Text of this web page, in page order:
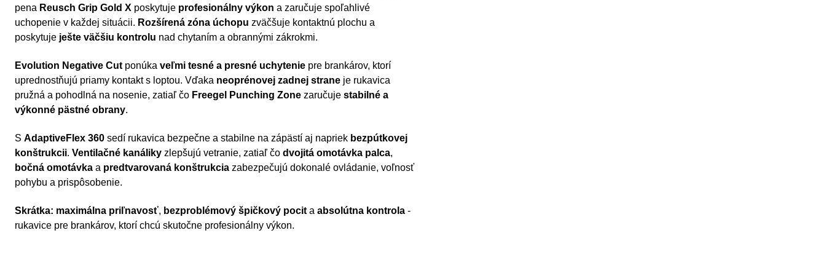
pena Reusch Grip Gold X poskytuje profesionálny výkon a zaručuje spoľahlivé
uchopenie v každej situácii. Rozšírená zóna úchopu zväčšuje kontaktnú plochu a
poskytuje ješte väčšiu kontrolu nad chytaním a obrannými zákrokmi.
Evolution Negative Cutponúka veľmi tesné a presné uchytenie pre brankárov, ktorí
uprednostňujú priamy kontakt s loptou. Vďaka neoprénovej zadnej strane je rukavica
pružná a pohodlná na nosenie, zatiaľ čo Freegel Punching Zone zaručuje stabilné a
výkonné pästné obrany.
S AdaptiveFlex 360 sedí rukavica bezpečne a stabilne na zápästí aj napriek bezpútkovej
konštrukcii. Ventilačné kanáliky zlepšujú vetranie, zatiaľ čo dvojitá omotávka palca,
bočná omotávka a predtvarovaná konštrukcia zabezpečujú dokonalé ovládanie, voľnosť
pohybu a prispôsobenie.
Skrátka: maximálna priľnavosť, bezproblémový špičkový pocita absolútna kontrola -
rukavice pre brankárov, ktorí chcú skutočne profesionálny výkon.